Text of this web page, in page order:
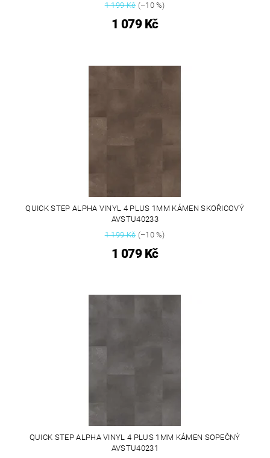
1 199 Kč(–10 %)
1 079 Kč
QUICK STEP ALPHA VINYL 4 PLUS 1MM KÁMEN SKOŘICOVÝ
AVSTU40233
1 199 Kč(–10 %)
1 079 Kč
QUICK STEP ALPHA VINYL 4 PLUS 1MM KÁMEN SOPEČNÝ
AVSTU40231